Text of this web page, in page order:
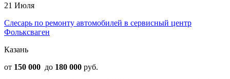
21 Июля
Слесарь по ремонту автомобилей в сервисный центр
Фольксваген
Казань
от 150 000 до 180 000 руб.